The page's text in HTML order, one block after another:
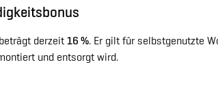
derzeit16 %. Er gilt für selbstgenutzte
und entsorgt wird.